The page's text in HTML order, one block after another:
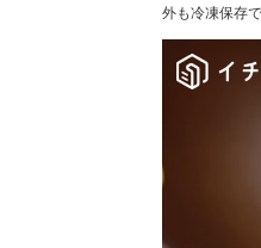
外も冷凍保存